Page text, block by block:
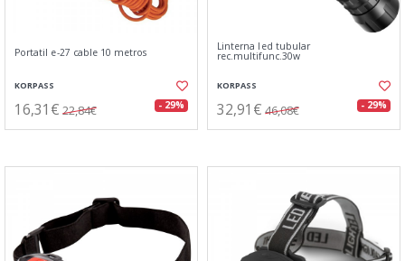
Portatil e-27 cable 10 metros
KORPASS
16,31€ 22,84€ - 29%
Linterna led tubular
rec.multifunc.30w
KORPASS
32,91€ 46,08€ - 29%